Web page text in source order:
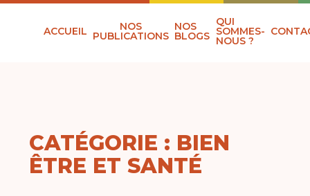
ACCUEIL NOS
PUBLICATIONS
NOS
BLOGS
QUI
SOMMES-
NOUS ?
CATÉGORIE : BIEN
ÊTRE ET SANTÉ